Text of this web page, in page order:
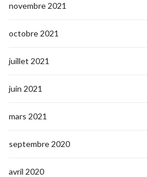
novembre 2021
octobre 2021
juillet 2021
juin 2021
mars 2021
septembre 2020
avril 2020